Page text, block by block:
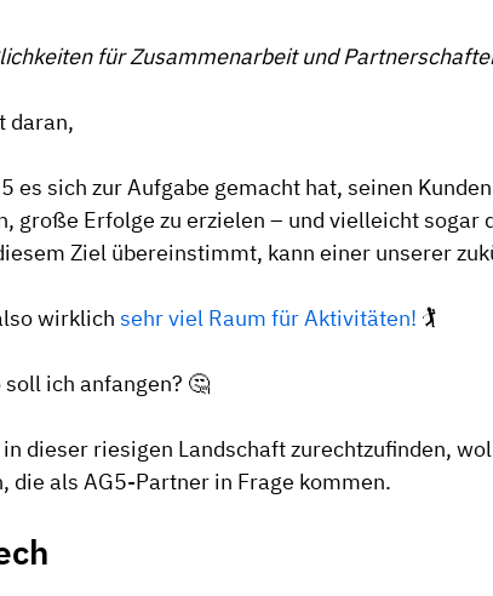
für Zusammenarbeit und
daran,
es sich zur Aufgabe gemacht hat, seinen
große Erfolge zu erzielen – und vielleicht sogar
Ziel übereinstimmt, kann einer unserer
wirklich sehr viel Raum für Aktivitäten! 🏌️
ich anfangen? 🤔
in dieser riesigen Landschaft zurechtzufinden,
die als AG5-Partner in Frage kommen.